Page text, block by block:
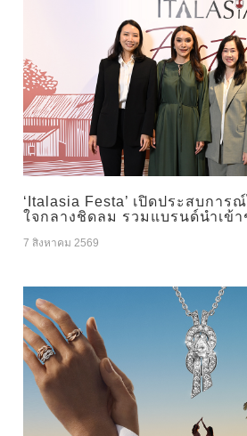
‘Italasia Festa’ เปิดประสบการ
ใจกลางชิดลม รวมแบรนด์นำเข้
7 สิงหาคม 2569